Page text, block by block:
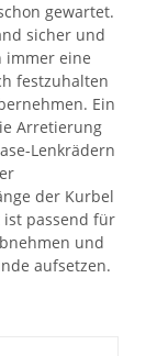
gewartet.
sicher und
immer eine
festzuhalten
Ein
Arretierung
Lenkrädern
der Kurbel
ist passend für
und
aufsetzen.